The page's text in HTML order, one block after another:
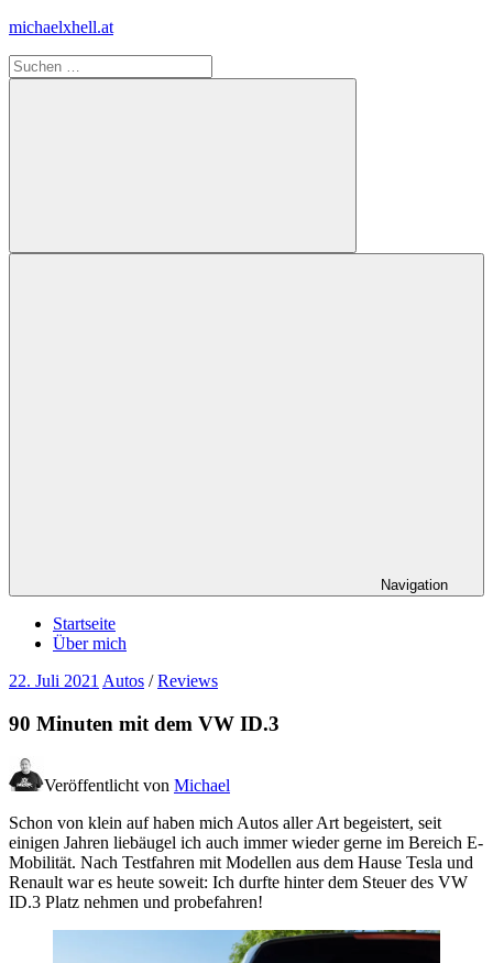
Zum
springen
michaelxhell.at
Suchen
nach:
Suchen
Navigation
Startseite
Über mich
22. Juli 2021 Autos /Reviews
90 Minuten mit dem VW ID.3
Veröffentlicht von Michael
Schon von klein auf haben mich Autos aller Art begeistert, seit
einigen Jahren liebäugel ich auch immer wieder gerne im Bereich E-
Mobilität. Nach Testfahren mit Modellen aus dem Hause Tesla und
Renault war es heute soweit: Ich durfte hinter dem Steuer des VW
ID.3 Platz nehmen und probefahren!